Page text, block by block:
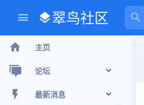
翠鸟社区
主页
论坛
新帖 最新消息